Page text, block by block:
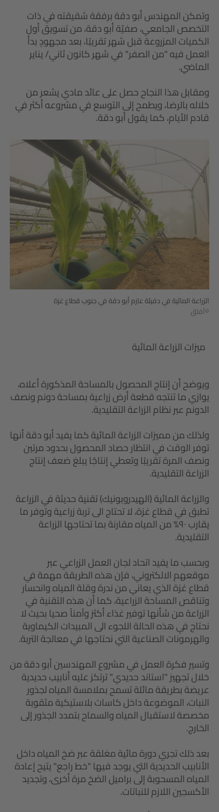
وتمكن المهندس أبو دقة برفقة شقيقته في ذات
التخصص الجامعي، صفيّة أبو دقة، من تسويق أول
الكميات المزروعة قبل شهر تقريبًا، بعد مجهودٍ بدأ
العمل فيه "من الصفر" في شهر كانون ثاني/ يناير
الماضي.
ومقابل هذا النجاح حصل على عائد مادي يشعر من
خلاله بالرضا، ويطمح إلى التوسع في مشروعه أكثر في
قادم الأيام، كما يقول أبو دقة.
الزراعة المائية في دفيئة عازم أبو دقة في جنوب قطاع غزة
©آفاق
ميزات الزراعة المائية
ويوضح أن إنتاج المحصول بالمساحة المذكورة أعلاه،
يوازي ما تنتجه قطعة أرض زراعية بمساحة دونم ونصف
الدونم عبر نظام الزراعة التقليدية.
ولذلك من مميزات الزراعة المائية كما يفيد أبو دقة أنها
توفر الوقت في انتظار حصاد المحصول بحدود مرتين
ونصف المرة تقريبًا وتعطي إنتاجًا يبلغ ضعف إنتاج
الزراعة التقليدية.
والزراعة المائية (الهيدروبونيك) تقنية حديثة في الزراعة
تطبق في قطاع غزة، لا تحتاج الى تربة زراعية وتوفر ما
يقارب ٩٠% من المياه مقارنة بما تحتاجها الزراعة
التقليدية.
وبحسب ما يفيد اتحاد لجان العمل الزراعي عبر
موقعهم الالكتروني، فإن هذه الطريقة مهمة في
قطاع غزة الذي يعاني من ندرة وقلة المياه وانحسار
وتناقص المساحة الزراعية، كما أن هذه التقنية في
الزراعة من شأنها توفير غذاء أكثرَ وآمناً صحيا بحيث لا
نحتاج في هذه الحالة اللجوء الى المبيدات الكيماوية
والهرمونات الصناعية التي نحتاجها في معالجة التربة.
وتسير فكرة العمل في مشروع المهندسين أبو دقة من
خلال تجهيز "استاند حديدي" ترتكز عليه أنابيب حديدية
عريضة بطريقة مائلة تسمح بملامسة المياه لجذور
النبات، الموضوعة داخل كاسات بلاستيكية مثقوبة
مخصصة لاستقبال المياه والسماح بتمدد الجذور إلى
الخارج.
بعد ذلك تجري دورة مائية مغلقة عبر ضخ المياه داخل
الأنابيب الحديدية التي يوجد فيها "خط راجع" يتيح إعادة
المياه المسحوبة إلى براميل الضخ مرة أخرى، وتجديد
الأكسجين اللازم للنباتات.